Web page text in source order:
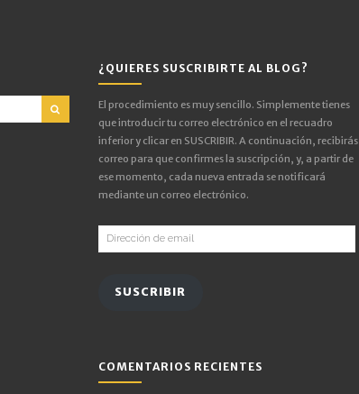
¿QUIERES SUSCRIBIRTE AL BLOG?
El procedimiento es muy sencillo. Simplemente tienes
que introducir tu correo electrónico en el recuadro
inferior y clicar en SUSCRIBIR. A continuación, recibirás
correo para que confirmes la suscripción, y, a partir de
ese momento, cada nueva entrada se notificará
mediante un correo electrónico.
Dirección
de
SUSCRIBIR
COMENTARIOS RECIENTES